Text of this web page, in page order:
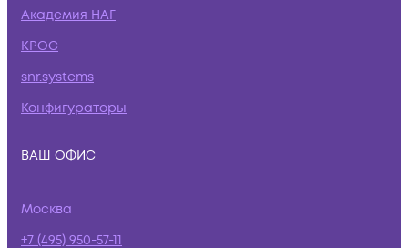
Академия НАГ
КРОС
snr.systems
Конфигураторы
ВАШ ОФИС
Москва
+7 (495) 950-57-11